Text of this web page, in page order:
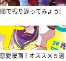
で振り返ってみよう!
愛漫画！オススメ５選